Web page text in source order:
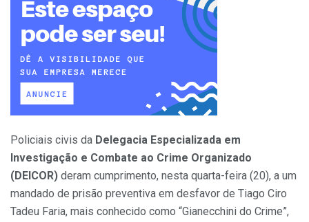
Policiais civis da Delegacia Especializada em
Investigação e Combate ao Crime Organizado
(DEICOR) deram cumprimento, nesta quarta-feira (20), a um
mandado de prisão preventiva em desfavor de Tiago Ciro
Tadeu Faria, mais conhecido como “Gianecchini do Crime”,